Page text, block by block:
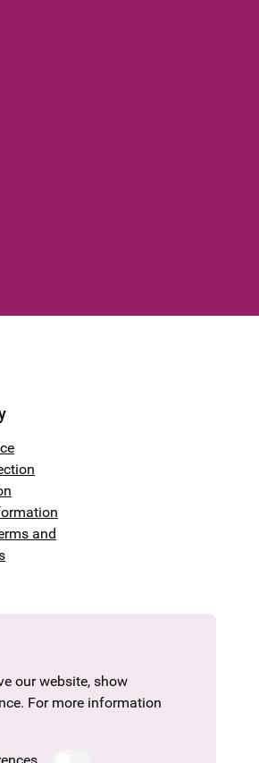
and
our website, show
For more information